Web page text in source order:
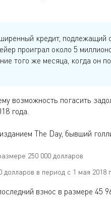
кредит, подлежащий
проиграл около 5
того же месяца, когда он
возможность погасить
года.
The Day, бывший
250 000 долларов
в период с 1 мая 2018
взнос в размере 45